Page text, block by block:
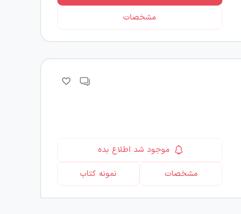
مشخصات
موجود شد اطلاع بده
مشخصات
نمونه کتاب